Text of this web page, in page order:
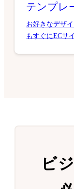
テンプレ
お好きなデザ
もすぐにECサ
ビ